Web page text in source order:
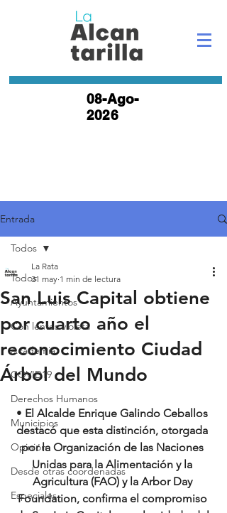
08-Ago-
2026
Entrada
Todos
Ayuntamientos
Con lentes violeta
Academia
COVID19
Derechos Humanos
Municipios
Opinión
Desde otras coordenadas
Especiales
Todos
San Luis Capital obtiene
por cuarto año el
reconocimiento Ciudad
Árbol del Mundo
La Rata
31 may 1 min de lectura
• El Alcalde Enrique Galindo Ceballos
destacó que esta distinción, otorgada
por la Organización de las Naciones
Unidas para la Alimentación y la
Agricultura (FAO) y la Arbor Day
Foundation, confirma el compromiso